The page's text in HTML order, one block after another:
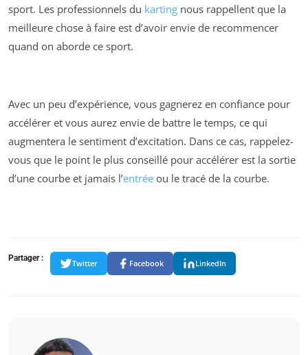
sport. Les professionnels du karting nous rappellent que la
meilleure chose à faire est d’avoir envie de recommencer
quand on aborde ce sport.
Avec un peu d’expérience, vous gagnerez en confiance pour
accélérer et vous aurez envie de battre le temps, ce qui
augmentera le sentiment d’excitation. Dans ce cas, rappelez-
vous que le point le plus conseillé pour accélérer est la sortie
d’une courbe et jamais l’entrée ou le tracé de la courbe.
Partager :
Twitter Facebook LinkedIn